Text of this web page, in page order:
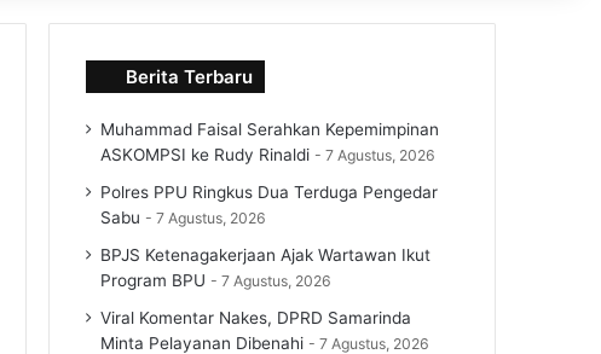
Berita Terbaru
Muhammad Faisal Serahkan Kepemimpinan
ASKOMPSI ke Rudy Rinaldi
7 Agustus, 2026
Polres PPU Ringkus Dua Terduga Pengedar
Sabu
7 Agustus, 2026
BPJS Ketenagakerjaan Ajak Wartawan Ikut
Program BPU
7 Agustus, 2026
Viral Komentar Nakes, DPRD Samarinda
Minta Pelayanan Dibenahi
7 Agustus, 2026